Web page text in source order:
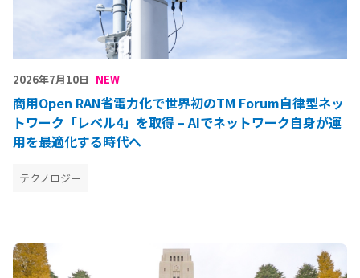
2026年7月10日 NEW
商用Open RAN省電力化で世界初のTM Forum自律型ネッ
トワーク「レベル4」を取得 – AIでネットワーク自身が運
用を最適化する時代へ
テクノロジー